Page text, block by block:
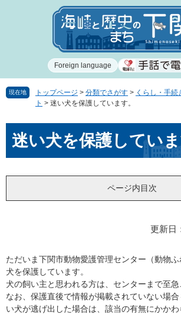
で
ば
Foreign language
現在地 トップページ > 分類でさがす > くらし・手続
ト > 迷い犬を保護しています。
文迷い犬を保護していま
ページ内目次
更新日
ただいま下関市動物愛護管理センター（動物
犬を保護しています。
犬の飼い主と思われる方は、センターまで至急
なお、保護直後で情報が掲載されていない場
い犬が逃げ出した場合は、該当の有無にかか